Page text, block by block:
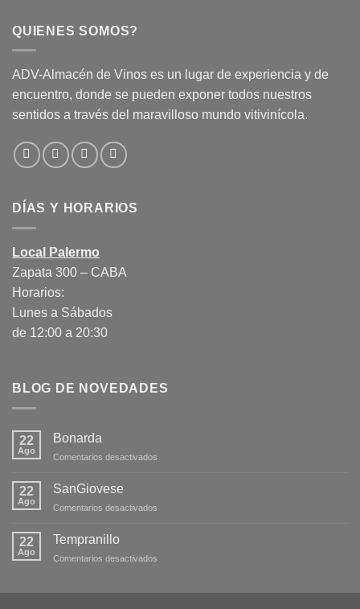
QUIENES SOMOS?
ADV-Almacén de Vinos es un lugar de experiencia y de
encuentro, donde se pueden exponer todos nuestros
sentidos a través del maravilloso mundo vitivinícola.
DÍAS Y HORARIOS
Local Palermo
Zapata 300 – CABA
Horarios:
Lunes a Sábados
de 12:00 a 20:30
BLOG DE NOVEDADES
22
Ago
Bonarda
Comentarios desactivados
22
Ago
SanGiovese
Comentarios desactivados
22
Ago
Tempranillo
Comentarios desactivados